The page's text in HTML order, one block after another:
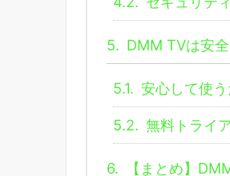
5. DMM TVは安
5.1. 安心して使
5.2. 無料トライ
6. 【まとめ】